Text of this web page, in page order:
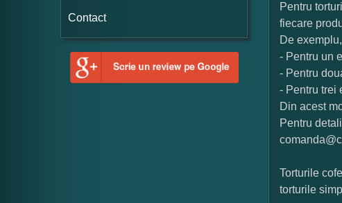
Contact
Pentru
fiecare
De
- Pentru un
- Pentru
- Pentru trei
Din acest
Pentru
Torturile
torturile